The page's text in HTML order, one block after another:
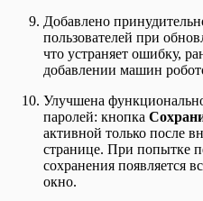
Добавлено
пользователей при
что устраняет ошибку,
добавлении машин
Улучшена
паролей: кнопка
активной только после
странице. При попытке
сохранения появляется
окно.